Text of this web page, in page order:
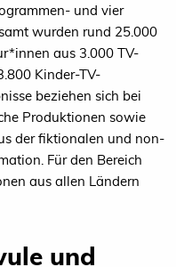
und vier
wurden rund 25.000
aus 3.000 TV-
Kinder-TV-
beziehen sich bei
Produktionen sowie
der fiktionalen und non-
Für den Bereich
aus allen Ländern
und